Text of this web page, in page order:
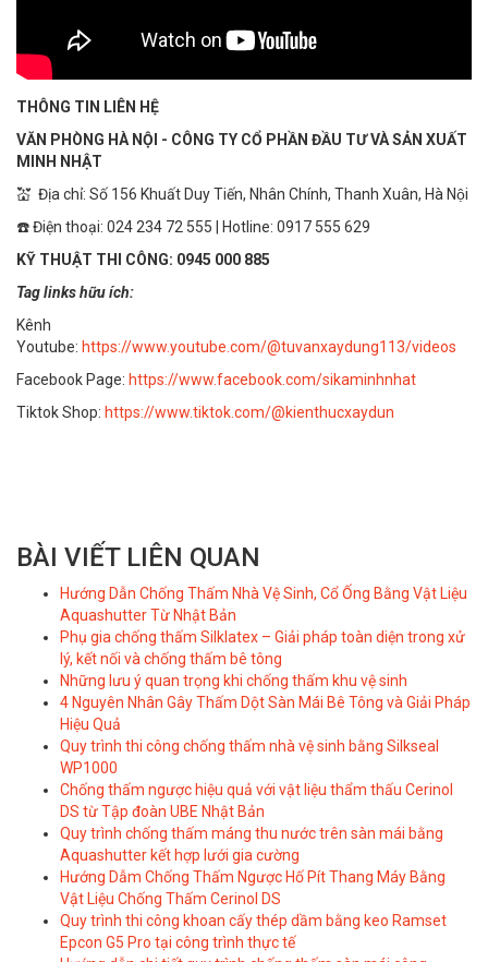
THÔNG TIN LIÊN HỆ
VĂN PHÒNG HÀ NỘI - CÔNG TY CỔ PHẦN ĐẦU TƯ VÀ SẢN XUẤT
MINH NHẬT
💒 Địa chỉ: Số 156 Khuất Duy Tiến, Nhân Chính, Thanh Xuân, Hà Nội
☎️ Điện thoại: 024 234 72 555 | Hotline: 0917 555 629
KỸ THUẬT THI CÔNG: 0945 000 885
Tag links hữu ích:
Kênh
Youtube: https://www.youtube.com/@tuvanxaydung113/videos
Facebook Page: https://www.facebook.com/sikaminhnhat
Tiktok Shop: https://www.tiktok.com/@kienthucxaydun
BÀI VIẾT LIÊN QUAN
Hướng Dẫn Chống Thấm Nhà Vệ Sinh, Cổ Ống Bằng Vật Liệu
Aquashutter Từ Nhật Bản
Phụ gia chống thấm Silklatex – Giải pháp toàn diện trong xử
lý, kết nối và chống thấm bê tông
Những lưu ý quan trọng khi chống thấm khu vệ sinh
4 Nguyên Nhân Gây Thấm Dột Sàn Mái Bê Tông và Giải Pháp
Hiệu Quả
Quy trình thi công chống thấm nhà vệ sinh bằng Silkseal
WP1000
Chống thấm ngược hiệu quả với vật liệu thẩm thấu Cerinol
DS từ Tập đoàn UBE Nhật Bản​
Quy trình chống thấm máng thu nước trên sàn mái bằng
Aquashutter kết hợp lưới gia cường
Hướng Dẫm Chống Thấm Ngược Hố Pít Thang Máy Bằng
Vật Liệu Chống Thấm Cerinol DS
Quy trình thi công khoan cấy thép dầm bằng keo Ramset
Epcon G5 Pro tại công trình thực tế